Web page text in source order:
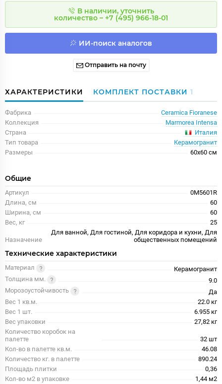
В наличии, уточнить
количество – +7 (495) 966-18-01
ИИ-поиск аналогов
Отправить на почту
ХАРАКТЕРИСТИКИ КОМПЛЕКТ ПОСТАВКИ 1
Фабрика
Ceramica Fioranese
Коллекция
Marmorea Intensa
Страна
Италия
Тип товара
Керамогранит
Размеры
60x60 см
Общие
Артикул
0M5601R
Длина, см
60
Ширина, см
60
Вес, кг
25
Назначение
Для ванной, Для гостиной, Для коридора и кухни, Для
общественных помещений
Технические характеристики
Материал
Керамогранит
Толщина мм.
9.0
Морозоустойчивость
Да
Вес 1 кв.м.
22.0 кг
Вес 1 шт.
6.955 кг
Вес упаковки
27,82 кг
Количество коробок на
палетте
32 шт
Кол-во в палетте кв.м.
46.08
Количество кг. в палетте
890.24
Площадь плитки
0,36
Кол-во м2 в упаковке
1,44 м2